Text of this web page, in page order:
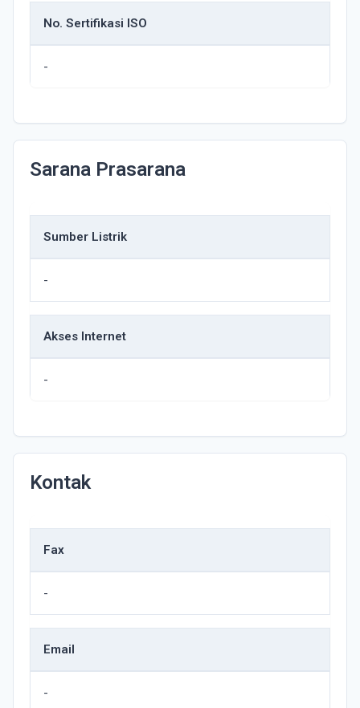
No. Sertifikasi ISO
-
Sarana Prasarana
Sumber Listrik
-
Akses Internet
-
Kontak
Fax
-
Email
-